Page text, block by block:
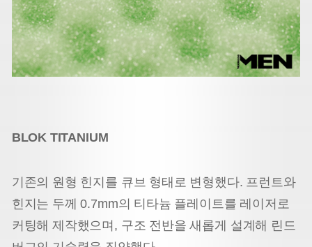
BLOK TITANIUM
기존의 원형 힌지를 큐브 형태로 변형했다. 프런트와
힌지는 두께 0.7mm의 티타늄 플레이트를 레이저로
커팅해 제작했으며, 구조 전반을 새롭게 설계해 린드